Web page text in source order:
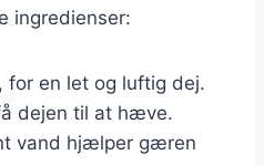
ingredienser:
for en let og luftig dej.
dejen til at hæve.
vand hjælper gæren